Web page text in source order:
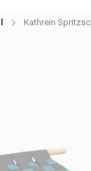
Kathrein